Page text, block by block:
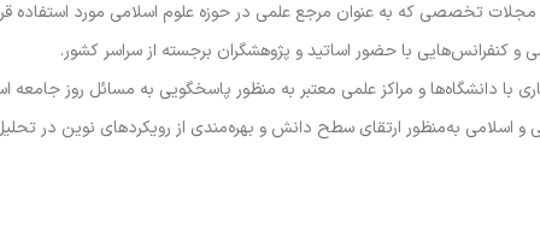
مجلات تخصصی که به عنوان مرجع علمی در حوزه علوم اسلامی مورد استفاده
کنفرانس‌هایی با حضور اساتید و پژوهشگران برجسته از سراسر کشور.
با دانشگاه‌ها و مراکز علمی معتبر به منظور پاسخگویی به مسائل روز جامعه
و اسلامی به‌منظور ارتقای سطح دانش و بهره‌مندی از رویکردهای نوین در